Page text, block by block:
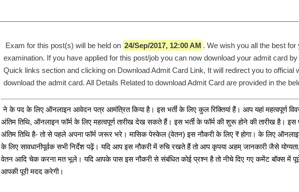
Exam for this post(s) will be held on 24/Sep/2017, 12:00 AM . We wish you all the best for
examination. If you have applied for this post/job you can now download your admit card
Quick links section and clicking on Download Admit Card Link, It will redirect you to official
download the admit card. All Details Related to download Admit Card are provided in the
ने के पद के लिए ऑनलाइन आवेदन पत्र आमंत्रित किया है। इस भर्ती के लिए कुल रिक्तियां हैं। आप यहां महत्वपूर्ण
अंतिम तिथि, ऑनलाइन फॉर्म के लिए महत्वपूर्ण तारीख देख सकते हैं। इस भर्ती के फॉर्म की शुरू होने की तारीख है। इस
अंतिम तिथि है- तो से पहले अपना फॉर्म जरूर भरे। मासिक पेस्केल (वेतन) इस नौकरी के लिए ₹ होगा। के लिए
के लिए सावधानीपूर्वक सभी निर्देश पढ़ें। यदि आप इस नौकरी में रुचि रखते हैं तो आप कृपया अहम् जानकारी जैसे
वेतन आदि चेक करना मत भूले। यदि आपके पास इस नौकरी से संबंधित कोई प्रश्न है तो नीचे दिए गए कमेंट बॉक्स में
आपकी पूरी मदद करेगी।